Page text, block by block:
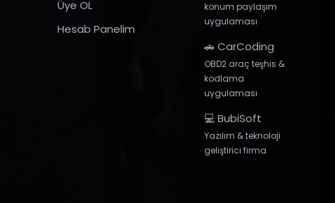
Üye OL
Hesab Panelim
konum paylaşım
uygulaması
🚗 CarCoding
OBD2 araç teşhis &
kodlama
uygulaması
💻 BubiSoft
Yazılım & teknoloji
geliştirici firma